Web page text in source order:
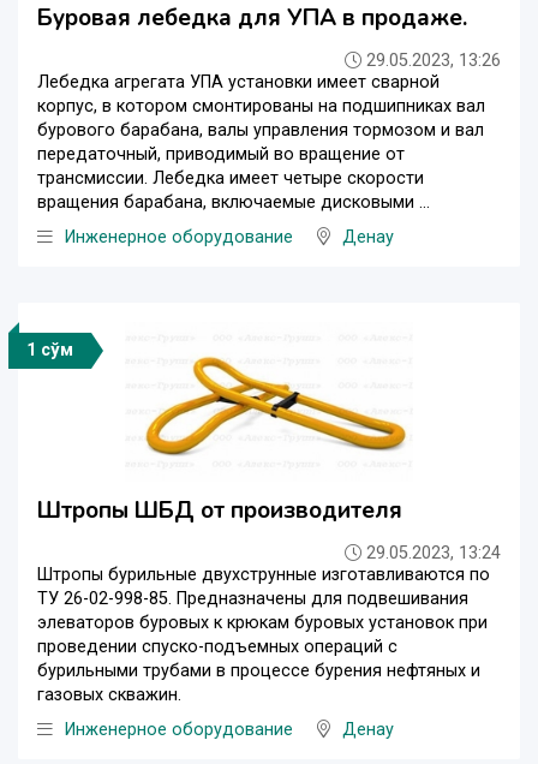
Буровая лебедка для УПА в продаже.
29.05.2023, 13:26
Лебедка агрегата УПА установки имеет сварной
корпус, в котором смонтированы на подшипниках вал
бурового барабана, валы управления тормозом и вал
передаточный, приводимый во вращение от
трансмиссии. Лебедка имеет четыре скорости
вращения барабана, включаемые дисковыми ...
Инженерное оборудование
Денау
1 сўм
Штропы ШБД от производителя
29.05.2023, 13:24
Штропы бурильные двухструнные изготавливаются по
ТУ 26-02-998-85. Предназначены для подвешивания
элеваторов буровых к крюкам буровых установок при
проведении спуско-подъемных операций с
бурильными трубами в процессе бурения нефтяных и
газовых скважин.
Инженерное оборудование
Денау